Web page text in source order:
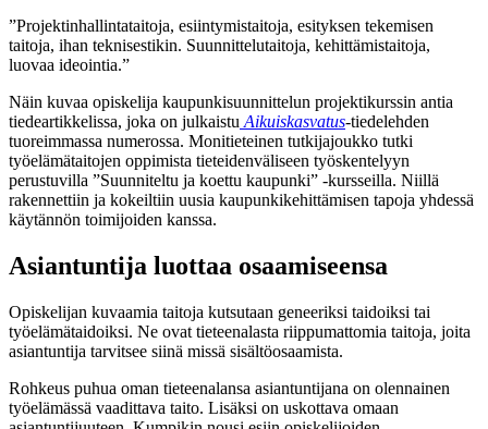
”Projektinhallintataitoja, esiintymistaitoja, esityksen tekemisen
taitoja, ihan teknisestikin. Suunnittelutaitoja, kehittämistaitoja,
luovaa ideointia.”
Näin kuvaa opiskelija kaupunkisuunnittelun projektikurssin antia
tiedeartikkelissa, joka on julkaistu Aikuiskasvatus-tiedelehden
tuoreimmassa numerossa. Monitieteinen tutkijajoukko tutki
työelämätaitojen oppimista tieteidenväliseen työskentelyyn
perustuvilla ”Suunniteltu ja koettu kaupunki” -kursseilla. Niillä
rakennettiin ja kokeiltiin uusia kaupunkikehittämisen tapoja yhdessä
käytännön toimijoiden kanssa.
Asiantuntija luottaa osaamiseensa
Opiskelijan kuvaamia taitoja kutsutaan geneeriksi taidoiksi tai
työelämätaidoiksi. Ne ovat tieteenalasta riippumattomia taitoja, joita
asiantuntija tarvitsee siinä missä sisältöosaamista.
Rohkeus puhua oman tieteenalansa asiantuntijana on olennainen
työelämässä vaadittava taito. Lisäksi on uskottava omaan